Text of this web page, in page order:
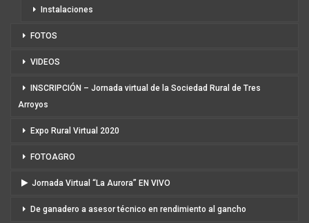
Instalaciones
FOTOS
VIDEOS
INSCRIPCIÓN – Jornada virtual de la Sociedad Rural de Tres
Arroyos
Expo Rural Virtual 2020
FOTOAGRO
Jornada Virtual “La Aurora” EN VIVO
De ganadero a asesor técnico en rendimiento al gancho